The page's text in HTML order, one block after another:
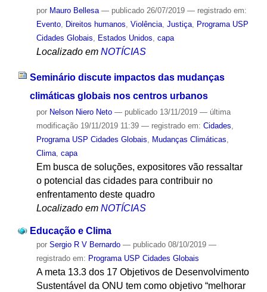
por Mauro Bellesa — publicado26/07/2019 — registrado em:
Evento, Direitos humanos Violência, Justiça,
Programa USP
Cidades Globais
Estados Unidos capa
Localizado em NOTÍCIAS
Seminário discute impactos das mudanças
climáticas globais nos centros urbanos
por Nelson Niero Neto — publicado13/11/2019 — última
modificação19/11/2019 11:39 — registrado em: Cidades
Programa USP Cidades Globais
Mudanças Climáticas
Clima, capa
Em busca de soluções, expositores vão ressaltar
o potencial das cidades para contribuir no
enfrentamento deste quadro
Localizado em NOTÍCIAS
Educação e Clima
por Sergio R V Bernardo — publicado08/10/2019 —
registrado em: Programa USP Cidades Globais
A meta 13.3 dos 17 Objetivos de Desenvolvimento
Sustentável da ONU tem como objetivo “melhorar